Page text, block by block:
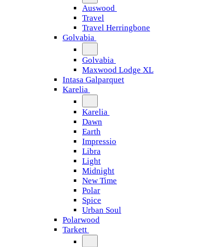
Auswood
Travel
Travel Herringbone
Golvabia
Golvabia
Maxwood Lodge XL
Intasa Galparquet
Karelia
Karelia
Dawn
Earth
Impressio
Libra
Light
Midnight
New Time
Polar
Spice
Urban Soul
Polarwood
Tarkett